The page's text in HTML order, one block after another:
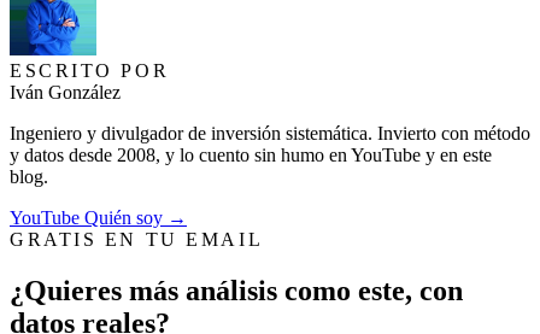
ESCRITO POR
Iván González
Ingeniero y divulgador de inversión sistemática. Invierto con método
y datos desde 2008, y lo cuento sin humo en YouTube y en este
blog.
YouTube Quién soy →
GRATIS EN TU EMAIL
¿Quieres más análisis como este, con
datos reales?